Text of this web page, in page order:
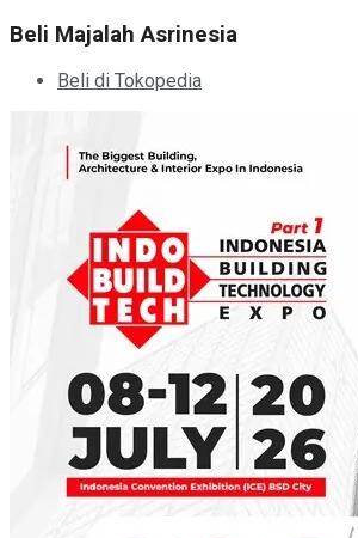
Beli Majalah Asrinesia
Beli di Tokopedia